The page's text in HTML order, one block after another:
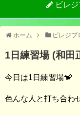
ビレ
ホーム ビレジプ
1日練習場 (和田
今日は1日練習場🐒
色んな人と打ち合わ